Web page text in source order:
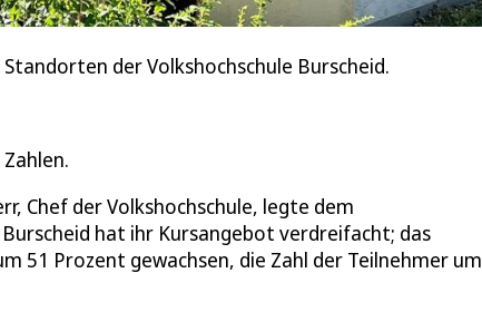
der Volkshochschule Burscheid.
Chef der Volkshochschule, legte dem
hat ihr Kursangebot verdreifacht; das
51 Prozent gewachsen, die Zahl der Teilnehmer um